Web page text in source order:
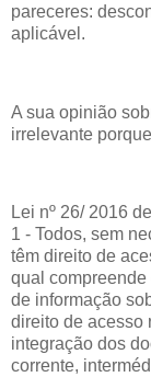
pareceres:
aplicável.
A sua opinião
irrelevante
Lei nº 26/ 2016
1 - Todos, sem
têm direito de
qual
de informação
direito de acesso
integração dos
corrente,